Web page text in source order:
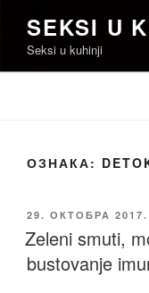
садржај
SEKSI U
Seksi u kuhinji
ОЗНАКА:
ОБЈАВЉЕНО
29. ОКТОБРА 2017.
Zeleni smuti,
bustovanje